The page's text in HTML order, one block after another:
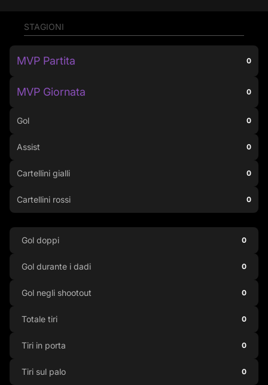
STAGIONI
MVP Partita 0
MVP Giornata 0
Gol 0
Assist 0
Cartellini gialli 0
Cartellini rossi 0
Gol doppi 0
Gol durante i dadi 0
Gol negli shootout 0
Totale tiri 0
Tiri in porta 0
Tiri sul palo 0